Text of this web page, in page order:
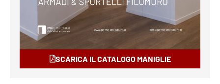
SCARICA IL CATALOGO MANIGLIE